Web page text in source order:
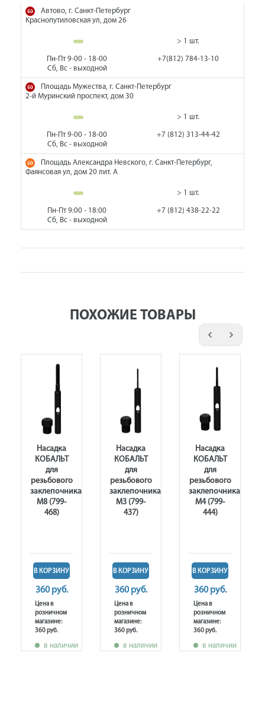
Автово, г. Санкт-Петербург
Краснопутиловская ул, дом 26
> 1 шт.
Пн-Пт 9-00 - 18-00
Сб, Вс - выходной
+7(812) 784-13-10
Площадь Мужества, г. Санкт-Петербург
2-й Муринский проспект, дом 30
> 1 шт.
Пн-Пт 9-00 - 18-00
Сб, Вс - выходной
+7 (812) 313-44-42
Площадь Александра Невского, г. Санкт-Петербург,
Фаянсовая ул, дом 20 лит. А
> 1 шт.
Пн-Пт 9:00 - 18:00
Сб, Вс - выходной
+7 (812) 438-22-22
ПОХОЖИЕ ТОВАРЫ
Насадка
КОБАЛЬТ
для
резьбового
заклепочника
М8 (799-
468)
В КОРЗИНУ
360 руб.
Цена в
розничном
магазине:
360 руб.
в наличии
Насадка
КОБАЛЬТ
для
резьбового
заклепочника
М3 (799-
437)
В КОРЗИНУ
360 руб.
Цена в
розничном
магазине:
360 руб.
в наличии
Насадка
КОБАЛЬТ
для
резьбового
заклепочника
М4 (799-
444)
В КОРЗИНУ
360 руб.
Цена в
розничном
магазине:
360 руб.
в наличии